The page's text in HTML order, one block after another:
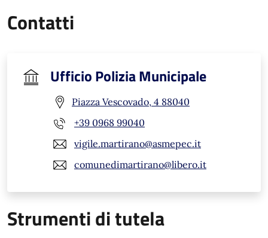
Contatti
Ufficio Polizia Municipale
Piazza Vescovado, 4 88040
+39 0968 99040
vigile.martirano@asmepec.it
comunedimartirano@libero.it
Strumenti di tutela